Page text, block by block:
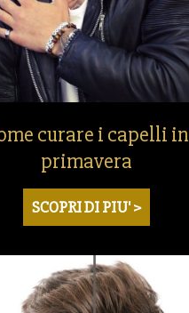
curare i capelli in
primavera
SCOPRI DI PIU' >